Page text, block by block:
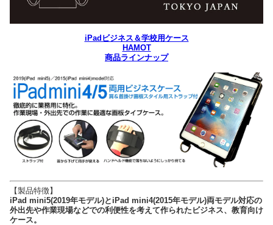
iPadビジネス＆学校用ケース
HAMOT
商品ラインナップ
【製品特徴】
iPad mini5(2019年モデル)とiPad mini4(2015年モデル)両モデル対応の
外出先や作業現場などでの利便性を考えて作られたビジネス、教育向け
ケース。